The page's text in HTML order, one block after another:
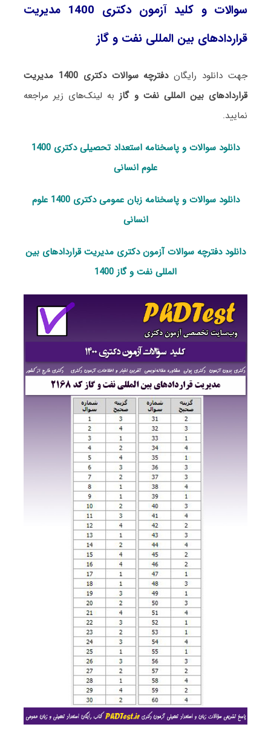
سوالات و کلید آزمون دکتری 1400 مدیریت
قراردادهای بین‌ المللی نفت و گاز
جهت دانلود رایگان
دفترچه سوالات دکتری 1400 مدیریت
قراردادهای بین‌ المللی نفت و گازبه لینک‌های زیر مراجعه
نمایید.
دانلود سوالات و پاسخنامه استعداد تحصیلی دکتری 1400
علوم انسانی
دانلود سوالات و پاسخنامه زبان عمومی دکتری 1400 علوم
انسانی
دانلود دفترچه سوالات آزمون دکتری مدیریت قراردادهای بین‌
المللی نفت و گاز 1400